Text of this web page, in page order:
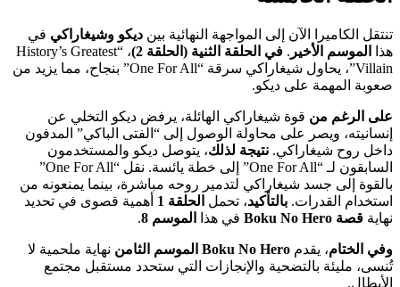
تنتقل الكاميرا الآن إلى المواجهة النهائية بين ديكو وشيغاراكي في
هذا
الموسم الأخير . في الحلقة الثنية (الحلقة 2)
، “History’s Greatest
Villain”، يحاول شيغاراكي سرقة “One For All” بنجاح، مما يزيد من
صعوبة المهمة على ديكو.
على الرغم من قوة شيغاراكي الهائلة، يرفض ديكو التخلي عن
إنسانيته، ويصر على محاولة الوصول إلى “الفتى الباكي” المدفون
داخل روح شيغاراكي. نتيجة لذلك، يتوصل ديكو والمستخدمون
السابقون لـ “One For All” إلى خطة يائسة. نقل “One For All”
بالقوة إلى جسد شيغاراكي لتدمير روحه مباشرة، بينما يمنعونه من
استخدام القدرات. بالتأكيد، تحمل الحلقة 1
أهمية قصوى في تحديد
نهاية قصة Boku No Hero في هذا الموسم 8 .
وفي الختام، يقدم Boku No Hero الموسم الثامن
نهاية ملحمية لا
تُنسى، مليئة بالتضحية والإنجازات التي ستحدد مستقبل مجتمع
الأبطال.